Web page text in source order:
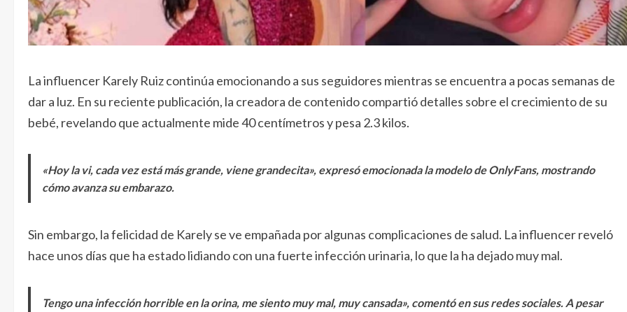
La influencer Karely Ruiz continúa emocionando a sus seguidores mientras se encuentra a pocas semanas de
dar a luz. En su reciente publicación, la creadora de contenido compartió detalles sobre el crecimiento de su
bebé, revelando que actualmente mide 40 centímetros y pesa 2.3 kilos.
«Hoy la vi, cada vez está más grande, viene grandecita», expresó emocionada la modelo de OnlyFans, mostrando
cómo avanza su embarazo.
Sin embargo, la felicidad de Karely se ve empañada por algunas complicaciones de salud. La influencer reveló
hace unos días que ha estado lidiando con una fuerte infección urinaria, lo que la ha dejado muy mal.
Tengo una infección horrible en la orina, me siento muy mal, muy cansada», comentó en sus redes sociales. A pesar